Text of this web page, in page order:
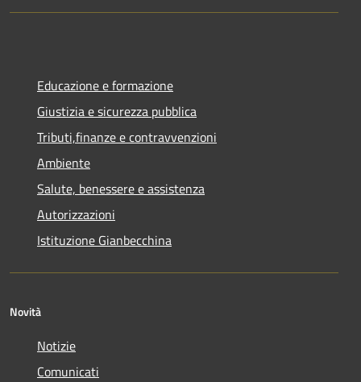
Educazione e formazione
Giustizia e sicurezza pubblica
Tributi,finanze e contravvenzioni
Ambiente
Salute, benessere e assistenza
Autorizzazioni
Istituzione Gianbecchina
Novità
Notizie
Comunicati